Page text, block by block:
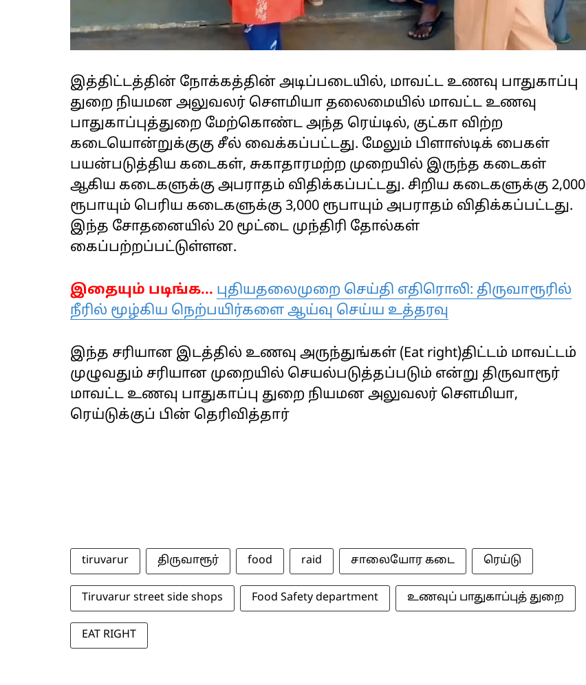
இத்திட்டத்தின் நோக்கத்தின் அடிப்படையில், மாவட்ட உணவு பாதுகாப்பு
துறை நியமன அலுவலர் சௌமியா தலைமையில் மாவட்ட உணவு
பாதுகாப்புத்துறை மேற்கொண்ட அந்த ரெய்டில், குட்கா விற்ற
கடையொன்றுக்குகு சீல் வைக்கப்பட்டது. மேலும் பிளாஸ்டிக் பைகள்
பயன்படுத்திய கடைகள், சுகாதாரமற்ற முறையில் இருந்த கடைகள்
ஆகிய கடைகளுக்கு அபராதம் விதிக்கப்பட்டது. சிறிய கடைகளுக்கு 2,000
ரூபாயும் பெரிய கடைகளுக்கு 3,000 ரூபாயும் அபராதம் விதிக்கப்பட்டது.
இந்த சோதனையில் 20 மூட்டை முந்திரி தோல்கள்
கைப்பற்றப்பட்டுள்ளன.
இதையும் படிங்க... புதியதலைமுறை செய்தி எதிரொலி: திருவாரூரில்
நீரில் மூழ்கிய நெற்பயிர்களை ஆய்வு செய்ய உத்தரவு
இந்த சரியான இடத்தில் உணவு அருந்துங்கள் (Eat right)திட்டம் மாவட்டம்
முழுவதும் சரியான முறையில் செயல்படுத்தப்படும் என்று திருவாரூர்
மாவட்ட உணவு பாதுகாப்பு துறை நியமன அலுவலர் சௌமியா,
ரெய்டுக்குப் பின் தெரிவித்தார்
tiruvarur திருவாரூர் food raid சாலையோர கடை ரெய்டு
Tiruvarur street side shops Food Safety department உணவுப் பாதுகாப்புத் துறை
EAT RIGHT